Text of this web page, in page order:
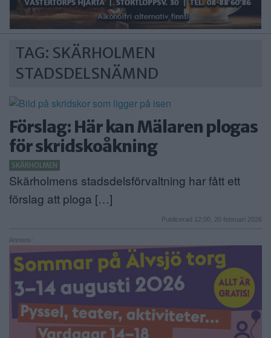
ÅSIKTER
KALENDER
KONTAKT
SAMARBETEN
ANNONSERA
NÄRINGSLIV
MER
TAG: SKÄRHOLMEN
STADSDELSNÄMND
Förslag: Här kan Mälaren plogas
för skridskoåkning
SKÄRHOLMEN
Skärholmens stadsdelsförvaltning har fått ett
förslag att ploga […]
Publicerad 12:00, 20 februari 2026
Annons: